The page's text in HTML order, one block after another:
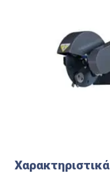
Χαρακτηριστικά